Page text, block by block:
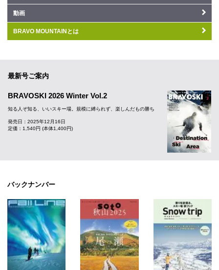
動画
BRAVO MOUNTAINとは
最新号ご案内
BRAVOSKI 2026 Winter Vol.2
知る人ぞ知る、いいスキー場。規模に縛られず、楽しんだもの勝ち
発売日：2025年12月16日
定価：1,540円 (本体1,400円)
バックナンバー